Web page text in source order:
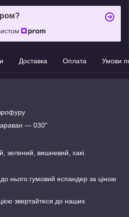
Доставка Оплата Умови
— 030"
зелений, вишневий, хакі.
нього гумовий еспандер за ціною
звертайтеся до наших